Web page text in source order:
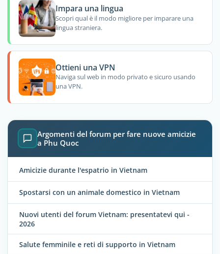
Impara una lingua
Scopri qual è il modo migliore per imparare una
lingua straniera.
Ottieni una VPN
Naviga sul web in modo privato e sicuro usando
una VPN.
Argomenti del forum per fare nuove amicizie
a Phu Quoc
Amicizie durante l'espatrio in Vietnam
Spostarsi con un animale domestico in Vietnam
Nuovi utenti del forum Vietnam: presentatevi qui -
2026
Salute femminile e reti di supporto in Vietnam